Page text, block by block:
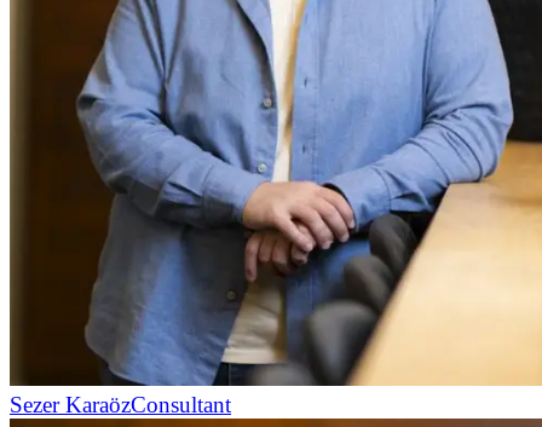
Sezer KaraözConsultant